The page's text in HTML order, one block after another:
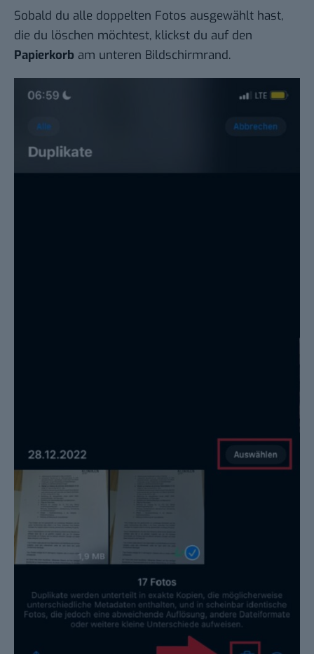
Sobald du alle doppelten Fotos ausgewählt hast,
die du löschen möchtest, klickst du auf den
Papierkorb am unteren Bildschirmrand.